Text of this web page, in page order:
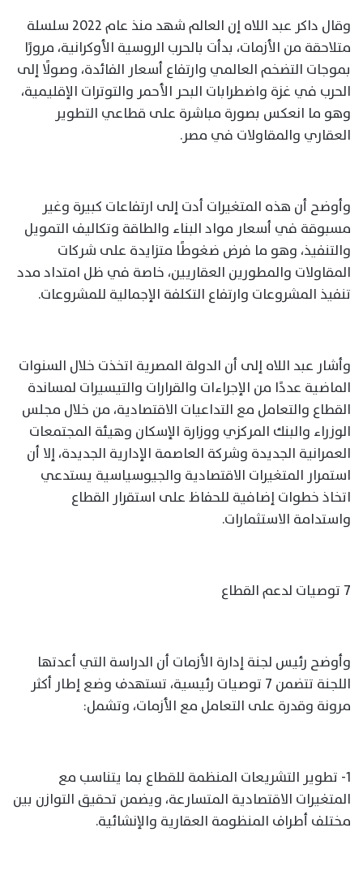
وقال داكر عبد اللاه إن العالم شهد منذ عام 2022 سلسلة
متلاحقة من الأزمات، بدأت بالحرب الروسية الأوكرانية، مرورًا
بموجات التضخم العالمي وارتفاع أسعار الفائدة، وصولًا إلى
الحرب في غزة واضطرابات البحر الأحمر والتوترات الإقليمية،
وهو ما انعكس بصورة مباشرة على قطاعي التطوير
العقاري والمقاولات في مصر.
وأوضح أن هذه المتغيرات أدت إلى ارتفاعات كبيرة وغير
مسبوقة في أسعار مواد البناء والطاقة وتكاليف التمويل
والتنفيذ، وهو ما فرض ضغوطًا متزايدة على شركات
المقاولات والمطورين العقاريين، خاصة في ظل امتداد مدد
تنفيذ المشروعات وارتفاع التكلفة الإجمالية للمشروعات.
وأشار عبد اللاه إلى أن الدولة المصرية اتخذت خلال السنوات
الماضية عددًا من الإجراءات والقرارات والتيسيرات لمساندة
القطاع والتعامل مع التداعيات الاقتصادية، من خلال مجلس
الوزراء والبنك المركزي ووزارة الإسكان وهيئة المجتمعات
العمرانية الجديدة وشركة العاصمة الإدارية الجديدة، إلا أن
استمرار المتغيرات الاقتصادية والجيوسياسية يستدعي
اتخاذ خطوات إضافية للحفاظ على استقرار القطاع
واستدامة الاستثمارات.
7 توصيات لدعم القطاع
وأوضح رئيس لجنة إدارة الأزمات أن الدراسة التي أعدتها
اللجنة تتضمن 7 توصيات رئيسية، تستهدف وضع إطار أكثر
مرونة وقدرة على التعامل مع الأزمات، وتشمل:
1- تطوير التشريعات المنظمة للقطاع بما يتناسب مع
المتغيرات الاقتصادية المتسارعة، ويضمن تحقيق التوازن بين
مختلف أطراف المنظومة العقارية والإنشائية.